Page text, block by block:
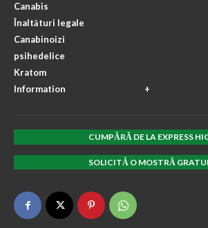
Canabis
Înaltături legale
Canabinoizi
psihedelice
Kratom
Information
CUMPĂRĂ DE LA EXPRESS
SOLICITĂ O MOSTRĂ